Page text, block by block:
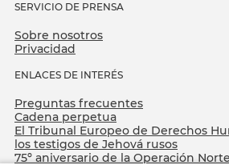
SERVICIO DE PRENSA
Sobre nosotros
Privacidad
ENLACES DE INTERÉS
Preguntas frecuentes
Cadena perpetua
El Tribunal Europeo de Derechos
los testigos de Jehová rusos
75º aniversario de la Operación Norte